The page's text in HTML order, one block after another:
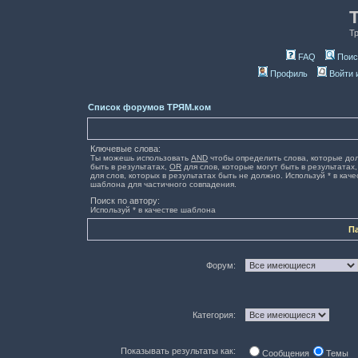
FAQ
Профиль
Войти
Список форумов ТРЯМ.ком
Ключевые слова:
Ты можешь использовать AND чтобы определить слова, которые
быть в результатах, OR для слов, которые могут быть в
для слов, которых в результатах быть не должно. Используй * в
шаблона для частичного совпадения.
Поиск по автору:
Используй * в качестве шаблона
Форум:
Категория:
Показывать результаты как: Сообщения Темы